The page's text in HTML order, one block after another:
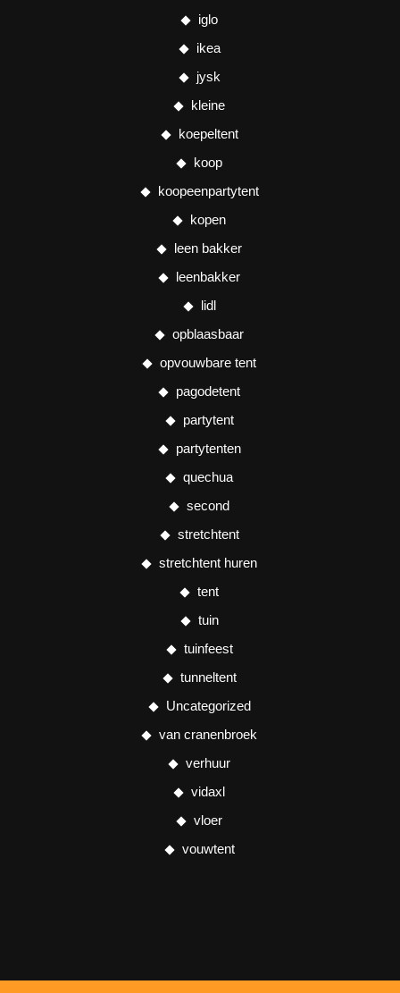
iglo
ikea
jysk
kleine
koepeltent
koop
koopeenpartytent
kopen
leen bakker
leenbakker
lidl
opblaasbaar
opvouwbare tent
pagodetent
partytent
partytenten
quechua
second
stretchtent
stretchtent huren
tent
tuin
tuinfeest
tunneltent
Uncategorized
van cranenbroek
verhuur
vidaxl
vloer
vouwtent